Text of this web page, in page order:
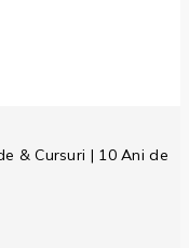
& Cursuri | 10 Ani de